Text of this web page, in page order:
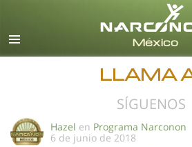
LLAMA
SÍGUENOS
Hazel en Programa Narconon
6 de junio de 2018